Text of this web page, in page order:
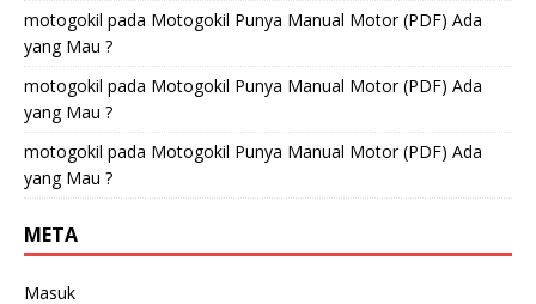
motogokil pada Motogokil Punya Manual Motor (PDF) Ada
yang Mau ?
motogokil pada Motogokil Punya Manual Motor (PDF) Ada
yang Mau ?
motogokil pada Motogokil Punya Manual Motor (PDF) Ada
yang Mau ?
META
Masuk